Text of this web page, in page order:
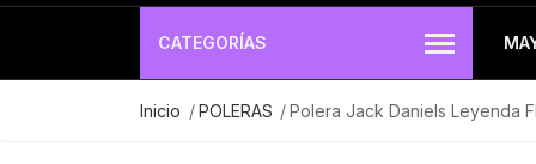
CATEGORÍAS
Inicio POLERAS Polera Jack Daniels Leyenda